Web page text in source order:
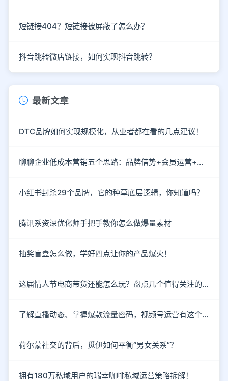
短链接404？短链接被屏蔽了怎么办？
抖音跳转微店链接，如何实现抖音跳转？
最新文章
DTC品牌如何实现规模化，从业者都在看的几点建议！
聊聊企业低成本营销五个思路：品牌借势+会员运营+情感营销
小红书封杀29个品牌，它的种草底层逻辑，你知道吗？
腾讯系资深优化师手把手教你怎么做爆量素材
抽奖盲盒怎么做，学好四点让你的产品爆火！
这届情人节电商带货还能怎么玩？盘点几个值得关注的新趋势
了解直播动态、掌握爆款流量密码，视频号运营有这个就够了！
荷尔蒙社交的背后，觅伊如何平衡“男女关系”？
拥有180万私域用户的瑞幸咖啡私域运营策略拆解！